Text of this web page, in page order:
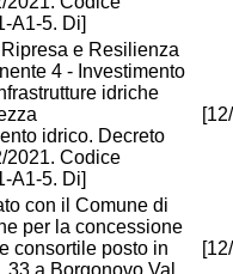
A1-5. Di]
e Resilienza
4 - Investimento
idriche
idrico. Decreto
2021. Codice
A1-5. Di]
con il Comune di
per la concessione
consortile posto in